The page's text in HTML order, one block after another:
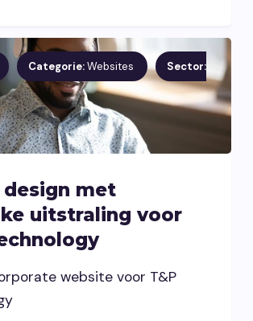
Categorie:Websites
Sector:
met
uitstraling voor
website voor T&P